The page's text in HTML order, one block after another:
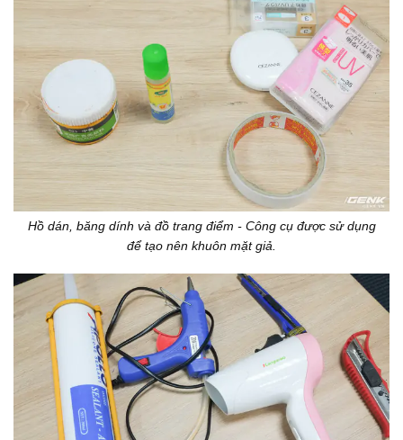
Hồ dán, băng dính và đồ trang điểm - Công cụ được sử dụng
để tạo nên khuôn mặt giả.